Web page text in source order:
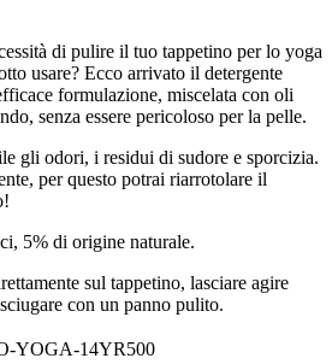
di pulire il tuo tappetino per lo yoga
usare? Ecco arrivato il detergente
formulazione, miscelata con oli
senza essere pericoloso per la pelle.
gli odori, i residui di sudore e sporcizia.
per questo potrai riarrotolare il
5% di origine naturale.
sul tappetino, lasciare agire
con un panno pulito.
YOGA-14YR500